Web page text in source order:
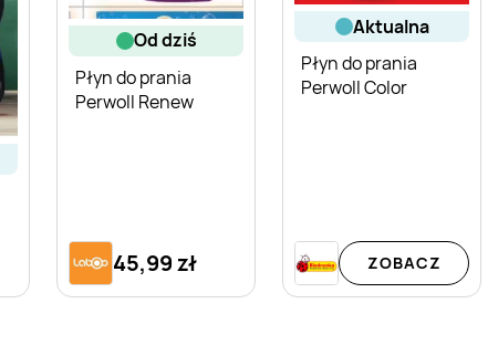
od dziś
Płyn do prania
Perwoll Renew
45,99 zł
aktualna
Płyn do prania
Perwoll Color
ZOBACZ